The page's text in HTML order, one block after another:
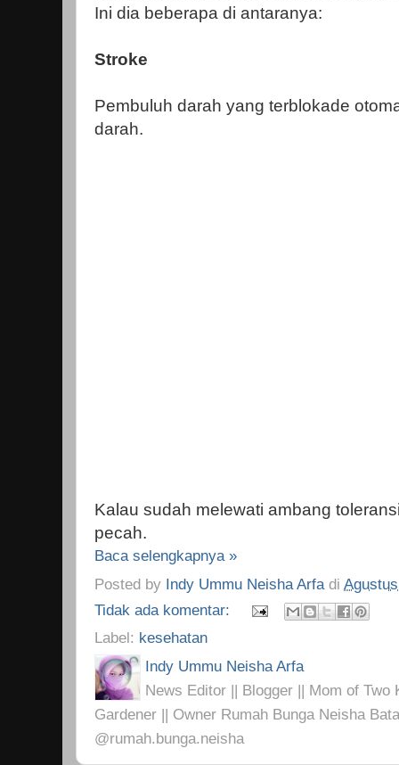
Ini dia beberapa di antaranya:
Stroke
Pembuluh darah yang terblokade
darah.
Kalau sudah melewati ambang
pecah.
Baca selengkapnya »
Posted by Indy Ummu Neisha Arfa di
Tidak ada komentar:
Label: kesehatan
Indy Ummu Neisha Arfa
News Editor || Blogger || Mom of Two
Gardener || Owner Rumah Bunga Neisha
@rumah.bunga.neisha